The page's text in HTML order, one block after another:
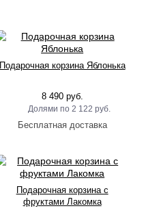
Подарочная корзина Яблонька
8 490 руб.
2 122 руб.
Подарочная корзина с
фруктами Лакомка